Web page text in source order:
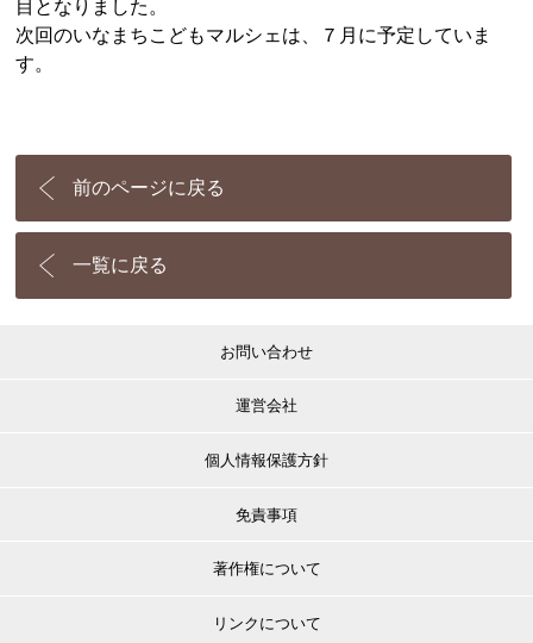
目となりました。
次回のいなまちこどもマルシェは、７月に予定していま
す。
前のページに戻る
一覧に戻る
お問い合わせ
運営会社
個人情報保護方針
免責事項
著作権について
リンクについて